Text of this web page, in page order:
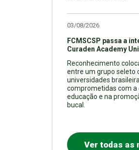
03/08/2026
FCMSCSP passa a
Curaden Academy
Reconhecimento
entre um grupo seleto
universidades
comprometidas com a
educação e na
bucal.
Ver todas as